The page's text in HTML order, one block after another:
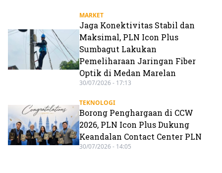
MARKET
Jaga Konektivitas Stabil dan
Maksimal, PLN Icon Plus
Sumbagut Lakukan
Pemeliharaan Jaringan Fiber
Optik di Medan Marelan
30/07/2026 - 17:13
TEKNOLOGI
Borong Penghargaan di CCW
2026, PLN Icon Plus Dukung
Keandalan Contact Center PLN
30/07/2026 - 14:05